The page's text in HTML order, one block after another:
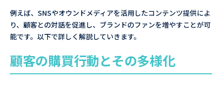
例えば、SNSやオウンドメディアを活用したコンテンツ提供によ
り、顧客との対話を促進し、ブランドのファンを増やすことが可
能です。以下で詳しく解説していきます。
顧客の購買行動とその多様化